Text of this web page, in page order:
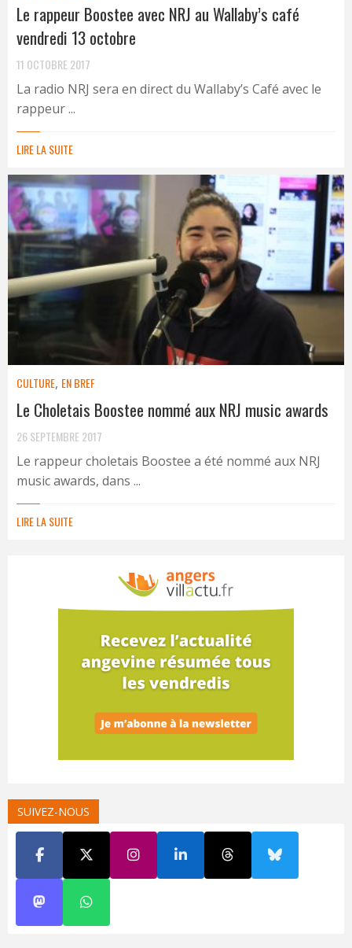
Le rappeur Boostee avec NRJ au Wallaby’s café
vendredi 13 octobre
11 OCTOBRE 2017
La radio NRJ sera en direct du Wallaby’s Café avec le
rappeur ...
LIRE LA SUITE
CULTURE, EN BREF
Le Choletais Boostee nommé aux NRJ music awards
26 SEPTEMBRE 2017
Le rappeur choletais Boostee a été nommé aux NRJ
music awards, dans ...
LIRE LA SUITE
SUIVEZ-NOUS